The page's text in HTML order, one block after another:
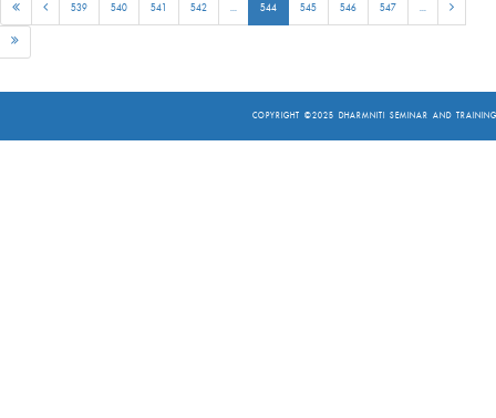
539 540 541 542 ... 544 545 546 547 ...
COPYRIGHT ©2025 DHARMNITI SEMINAR AND